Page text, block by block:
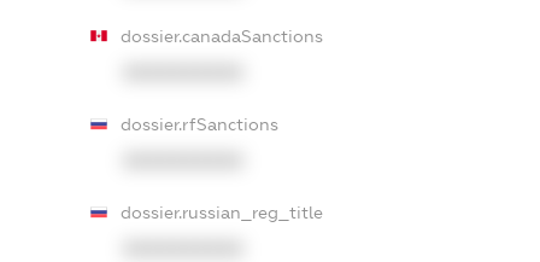
dossier.canadaSanctions
dossier.rfSanctions
dossier.russian_reg_title